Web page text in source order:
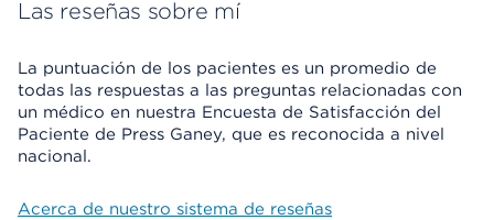
Las reseñas sobre mí
La puntuación de los pacientes es un promedio de
todas las respuestas a las preguntas relacionadas con
un médico en nuestra Encuesta de Satisfacción del
Paciente de Press Ganey, que es reconocida a nivel
nacional.
Acerca de nuestro sistema de reseñas